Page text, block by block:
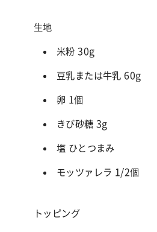
生地
米粉 30g
豆乳または牛乳 60g
卵 1個
きび砂糖 3g
塩 ひとつまみ
モッツァレラ 1/2個
トッピング